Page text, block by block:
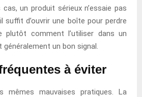
un produit sérieux n’essaie pas
suffit d’ouvrir une boîte pour perdre
plutôt comment l’utiliser dans un
généralement un bon signal.
à éviter
mêmes mauvaises pratiques. La